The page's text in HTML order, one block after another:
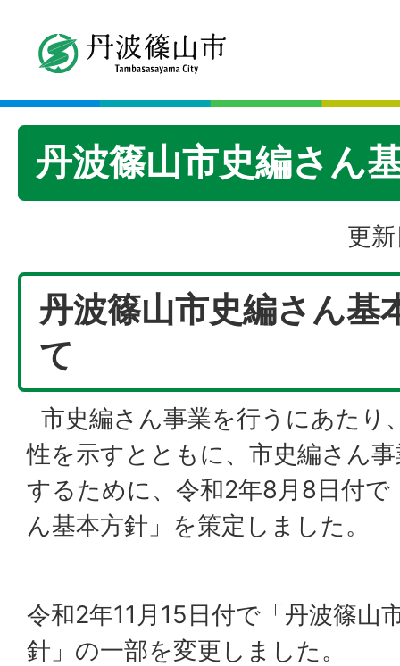
丹波篠山市史編さん
更
丹波篠山市史編さん基
て
市史編さん事業を行うにあたり
性を示すとともに、市史編さん
するために、令和2年8月8日付で
ん基本方針」を策定しました。
令和2年11月15日付で「丹波篠山
針」の一部を変更しました。